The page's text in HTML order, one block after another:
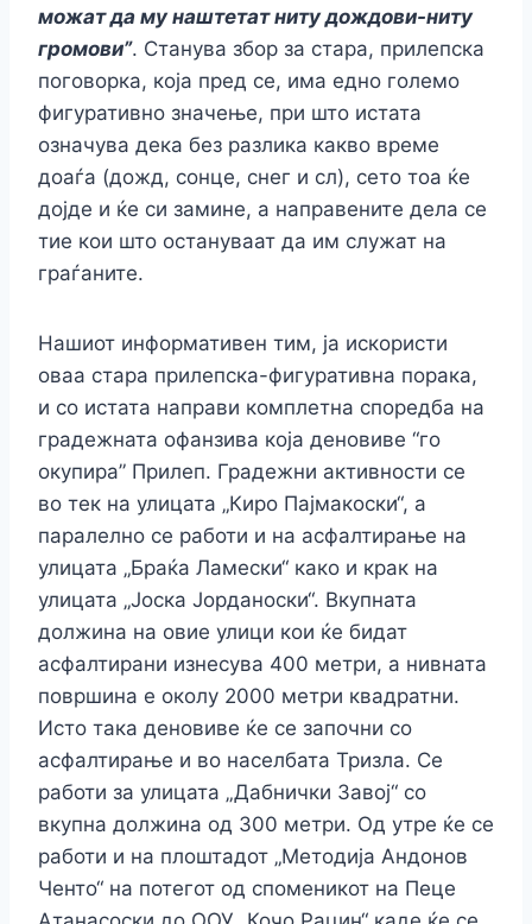
можат да му наштетат ниту дождови-ниту
громови”. Станува збор за стара, прилепска
поговорка, која пред се, има едно големо
фигуративно значење, при што истата
означува дека без разлика какво време
доаѓа (дожд, сонце, снег и сл), сето тоа ќе
дојде и ќе си замине, а направените дела се
тие кои што остануваат да им служат на
граѓаните.
Нашиот информативен тим, ја искористи
оваа стара прилепска-фигуративна порака,
и со истата направи комплетна споредба на
градежната офанзива која деновиве “го
окупира” Прилеп. Градежни активности се
во тек на улицата „Киро Пајмакоски“, а
паралелно се работи и на асфалтирање на
улицата „Браќа Ламески“ како и крак на
улицата „Јоска Јорданоски“. Вкупната
должина на овие улици кои ќе бидат
асфалтирани изнесува 400 метри, а нивната
површина е околу 2000 метри квадратни.
Исто така деновиве ќе се започни со
асфалтирање и во населбата Тризла. Се
работи за улицата „Дабнички Завој“ со
вкупна должина од 300 метри. Од утре ќе се
работи и на плоштадот „Методија Андонов
Ченто“ на потегот од споменикот на Пеце